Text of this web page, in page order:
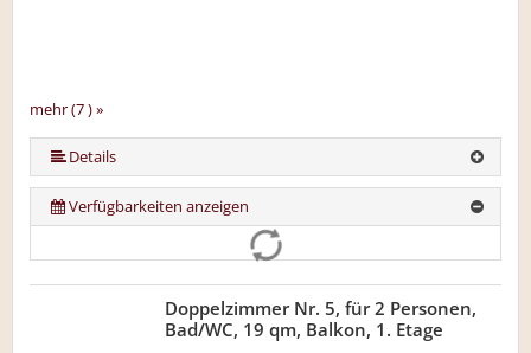
mehr (7 ) »
mehr (7 ) »
mehr (7 ) »
mehr (7 ) »
Details
Verfügbarkeiten anzeigen
Doppelzimmer Nr. 5, für 2 Personen,
Bad/WC, 19 qm, Balkon, 1. Etage